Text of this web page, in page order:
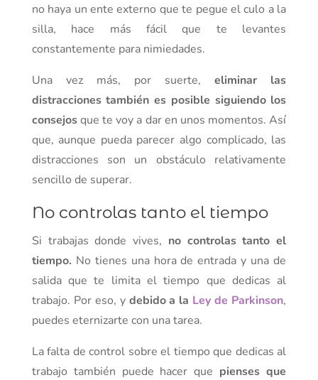
no haya un ente externo que te pegue el culo a la
silla, hace más fácil que te levantes
constantemente para nimiedades.
Una vez más, por suerte,eliminar las
distracciones también es posible siguiendo los
consejosque te voy a dar en unos momentos. Así
que, aunque pueda parecer algo complicado, las
distracciones son un obstáculo relativamente
sencillo de superar.
No controlas tanto el tiempo
Si trabajas donde vives, no controlas tanto el
tiempo. No tienes una hora de entrada y una de
salida que te limita el tiempo que dedicas al
trabajo. Por eso, y debido a la Ley de Parkinson,
puedes eternizarte con una tarea.
La falta de control sobre el tiempo que dedicas al
trabajo también puede hacer que pienses que